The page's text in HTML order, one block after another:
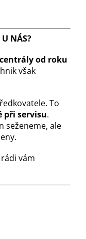
NÁS?
od roku
však
To
při servisu.
seženeme, ale
vám